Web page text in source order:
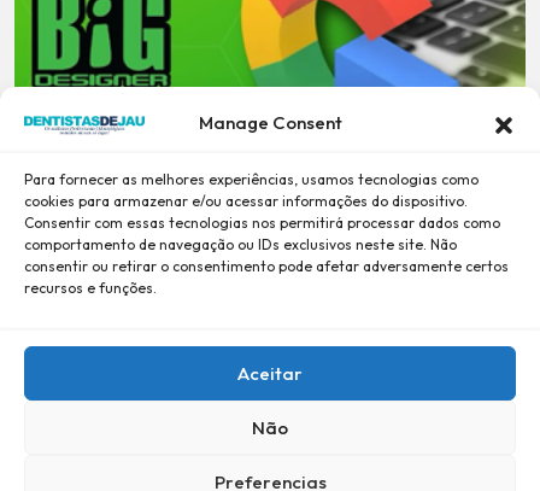
Manage Consent
Para fornecer as melhores experiências, usamos tecnologias como
cookies para armazenar e/ou acessar informações do dispositivo.
Consentir com essas tecnologias nos permitirá processar dados como
comportamento de navegação ou IDs exclusivos neste site. Não
consentir ou retirar o consentimento pode afetar adversamente certos
recursos e funções.
Aceitar
Não
Preferencias